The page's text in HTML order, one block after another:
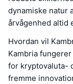
dynamiske natur
årvågenhed altid
Hvordan vil
Kambria
for kryptovaluta-
fremme